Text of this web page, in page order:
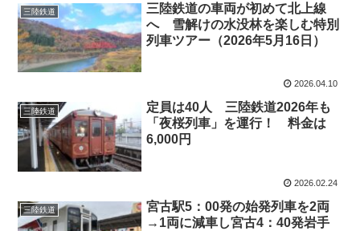
三陸鉄道
三陸鉄道の車両が初めて北上線
へ 雪解けの水没林を楽しむ特別
列車ツアー（2026年5月16日）
2026.04.10
三陸鉄道
定員は40人 三陸鉄道2026年も
「夜桜列車」を運行！ 料金は
6,000円
2026.02.24
三陸鉄道
宮古駅5：00発の始発列車を2両
→1両に減車し宮古4：40発岩手